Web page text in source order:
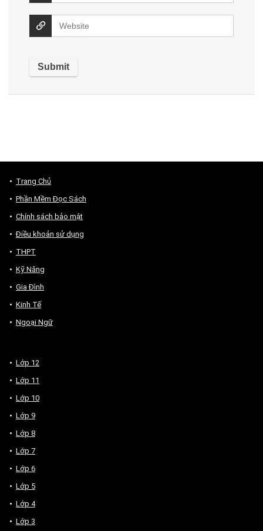
Trang Chủ
Phần Mềm Đọc Sách
Chính sách bảo mật
Điều khoản sử dụng
THPT
Kỹ Năng
Gia Đình
Kinh Tế
Ngoại Ngữ
Lớp 12
Lớp 11
Lớp 10
Lớp 9
Lớp 8
Lớp 7
Lớp 6
Lớp 5
Lớp 4
Lớp 3